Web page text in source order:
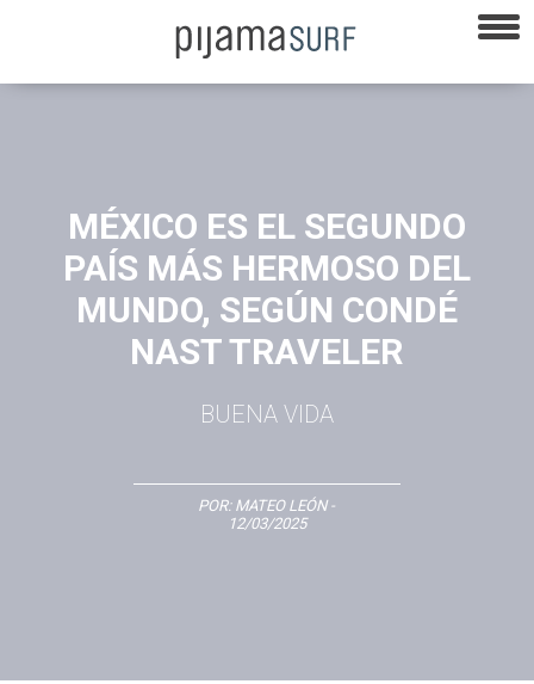
MÉXICO ES EL SEGUNDO
PAÍS MÁS HERMOSO DEL
MUNDO, SEGÚN CONDÉ
NAST TRAVELER
BUENA VIDA
POR: MATEO LEÓN-
12/03/2025